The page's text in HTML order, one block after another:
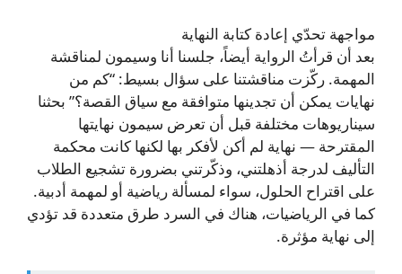
مواجهة تحدّي إعادة كتابة النهاية
بعد أن قرأتُ الرواية أيضاً، جلسنا أنا وسيمون لمناقشة
المهمة. ركّزت مناقشتنا على سؤال بسيط: “كم من
نهايات يمكن أن تجدينها متوافقة مع سياق القصة؟” بحثنا
سيناريوهات مختلفة قبل أن تعرض سيمون نهايتها
المقترحة — نهاية لم أكن لأفكر بها لكنها كانت محكمة
التأليف لدرجة أذهلتني، وذكّرتني بضرورة تشجيع الطلاب
على اقتراح الحلول، سواء لمسألة رياضية أو لمهمة أدبية.
كما في الرياضيات، هناك في السرد طرق متعددة قد تؤدي
إلى نهاية مؤثرة.